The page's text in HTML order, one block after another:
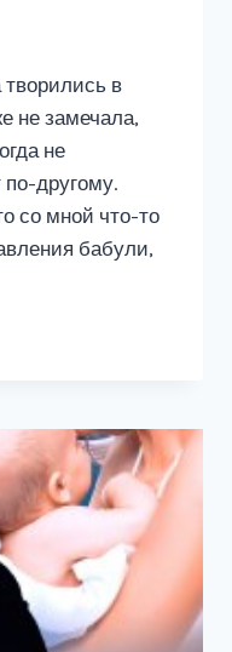
в
не замечала,
не
другому.
со мной что-то
бабули,